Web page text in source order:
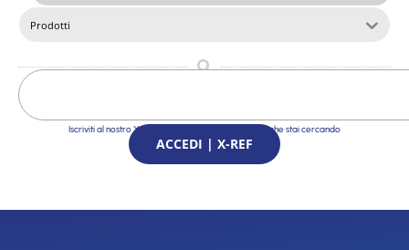
Prodotti
Iscriviti al nostro X-Ref Service e trova le Soluzioni che stai cercando
ACCEDI | X-REF